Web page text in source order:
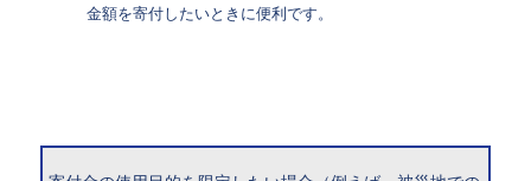
金額を寄付したいときに便利です。